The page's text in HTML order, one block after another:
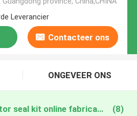
Leverancier
Contacteer ons
ONGEVEER ONS
r220lc 9 excavator seal kit online fabricage (8)